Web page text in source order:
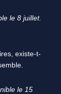
le 8 juillet.
existe-t-
le 15